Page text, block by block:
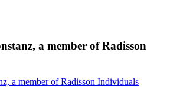
a member of Radisson
a member of Radisson Individuals